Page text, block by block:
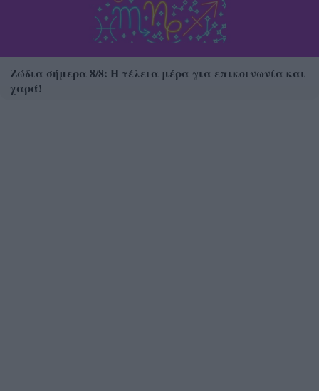
Ζώδια σήμερα 8/8: Η τέλεια μέρα για επικοινωνία και
χαρά!